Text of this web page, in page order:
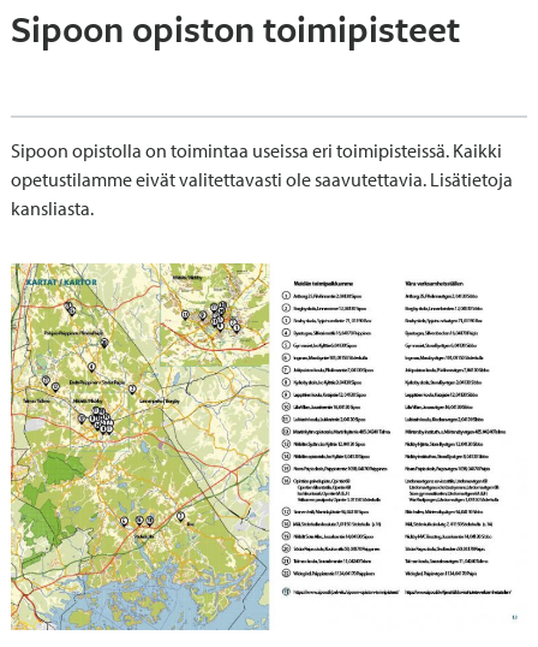
Sipoon opiston toimipisteet
Sipoon opistolla on toimintaa useissa eri toimipisteissä. Kaikki
opetustilamme eivät valitettavasti ole saavutettavia. Lisätietoja
kansliasta.